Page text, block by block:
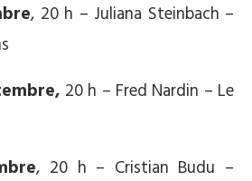
, 20 h – Juliana Steinbach –
20 h – Fred Nardin – Le
, 20 h – Cristian Budu –